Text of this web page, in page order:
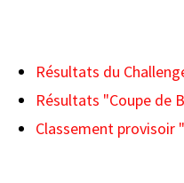
Résultats du
Résultats "Coupe de
Classement provisoir